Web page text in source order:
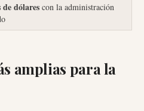
dólares con la administración
amplias para la